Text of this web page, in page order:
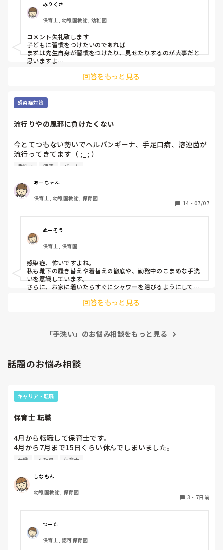
伝えたほうがいいよと旦那には言いました。
皆さんは、こう言う招待状が、仮に職場の後輩から届いたら
どうしますか？
みりくさ
保育士, 幼稚園教諭, 幼稚園
コメント失礼致します
子どもに習慣をつけたいのであれば
まずは先生自身が習慣をつけたり、見せたりするのが大事だと
思いますよ
がらしゃべれる面白さで子どもたちも自主的にやろうとする姿
回答をもっと見る
感染症対策
流行りやの風邪に負けたくない
今とてつもない勢いでヘルパンギーナ、手足口病、溶連菌が
流行ってきてます（ ;_; ）
したくもない！
とりあえず暑いけどマスクはつけて手洗いはしっかりしてい
ます。あと靴下は仕事用と帰り用で分けて
みなさんはどのように対策してますか？
手洗い 消毒 パート
あーちゃん
保育士, 幼稚園教諭, 保育園
14 ・ 07/07
ぬーそう
保育士, 保育園
感染症、怖いですよね。
私も靴下の履き替えや着替えの徹底や、勤務中のこまめな手洗
いを意識しています。
さらに、お家に着いたらすぐにシャワーを浴びるようにしてい
回答をもっと見る
「手洗い」のお悩み相談をもっと見る
話題のお悩み相談
キャリア・転職
保育士 転職
4月から転職して保育士です。
4月から7月まで15日くらい休んでしまいました。
同じクラスの先生いるのですが、いい気しないと思います。
転職 正社員 保育士
しなもん
幼稚園教諭, 保育園
3 ・ 7日前
つーた
保育士, 認可保育園